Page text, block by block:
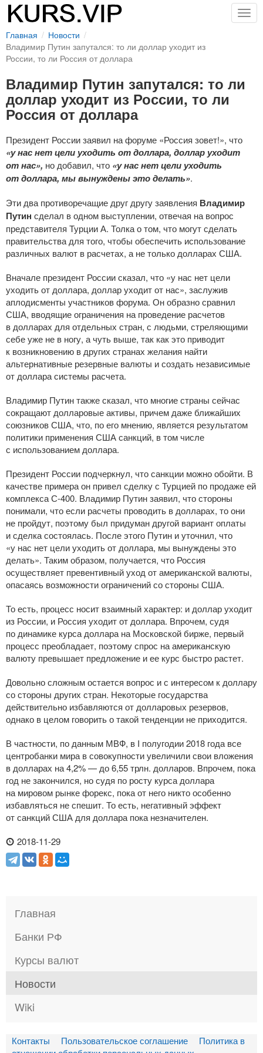
Главная
Новости
Владимир Путин запутался: то ли доллар уходит из
России, то ли Россия от доллара
Владимир Путин запутался: то ли
доллар уходит из России, то ли
Россия от доллара
Президент России заявил на форуме «Россия зовет!», что
«у нас нет цели уходить от доллара, доллар уходит
от нас», но добавил, что «у нас нет цели уходить
от доллара, мы вынуждены это делать».
Эти два противоречащие друг другу заявления Владимир
Путин сделал в одном выступлении, отвечая на вопрос
представителя Турции А. Толка о том, что могут сделать
правительства для того, чтобы обеспечить использование
различных валют в расчетах, а не только долларах США.
Вначале президент России сказал, что «у нас нет цели
уходить от доллара, доллар уходит от нас», заслужив
аплодисменты участников форума. Он образно сравнил
США, вводящие ограничения на проведение расчетов
в долларах для отдельных стран, с людьми, стреляющими
себе уже не в ногу, а чуть выше, так как это приводит
к возникновению в других странах желания найти
альтернативные резервные валюты и создать независимые
от доллара системы расчета.
Владимир Путин также сказал, что многие страны сейчас
сокращают долларовые активы, причем даже ближайших
союзников США, что, по его мнению, является результатом
политики применения США санкций, в том числе
с использованием доллара.
Президент России подчеркнул, что санкции можно обойти. В
качестве примера он привел сделку с Турцией по продаже ей
комплексаС-400. Владимир Путин заявил, что стороны
понимали, что если расчеты проводить в долларах, то они
не пройдут, поэтому был придуман другой вариант оплаты
и сделка состоялась. После этого Путин и уточнил, что
«у нас нет цели уходить от доллара, мы вынуждены это
делать». Таким образом, получается, что Россия
осуществляет превентивный уход от американской валюты,
опасаясь возможности ограничений со стороны США.
То есть, процесс носит взаимный характер: и доллар уходит
из России, и Россия уходит от доллара. Впрочем, судя
по динамике курса доллара на Московской бирже, первый
процесс преобладает, поэтому спрос на американскую
валюту превышает предложение и ее курс быстро растет.
Довольно сложным остается вопрос и с интересом к доллару
со стороны других стран. Некоторые государства
действительно избавляются от долларовых резервов,
однако в целом говорить о такой тенденции не приходится.
В частности, по данным МВФ, в I полугодии 2018 года все
центробанки мира в совокупности увеличили свои вложения
в долларах на 4,2% — до 6,55 трлн. долларов. Впрочем, пока
год не закончился, но судя по росту курса доллара
на мировом рынке форекс, пока от него никто особенно
избавляться не спешит. То есть, негативный эффект
от санкций США для доллара пока незначителен.
2018-11-29
Главная
Банки РФ
Курсы валют
Новости
Wiki
Контакты Пользовательское соглашение
Политика в